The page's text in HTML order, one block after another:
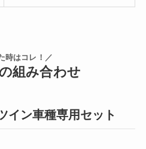
時はコレ！／
組み合わせ
イン車種専用セット